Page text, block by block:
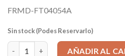
FRMD-FT04054A
Sin stock (Podes Reservarlo)
FRESA TÓRICA 10x72mm R1,5; 4
AÑADIR AL